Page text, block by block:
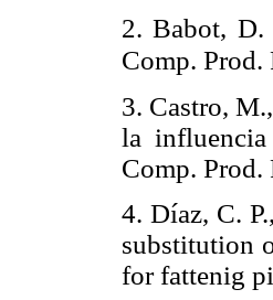
2. Babot, D.
Comp.
3. Castro,
la
Comp.
4. Díaz, C.
substitution
for fattenig